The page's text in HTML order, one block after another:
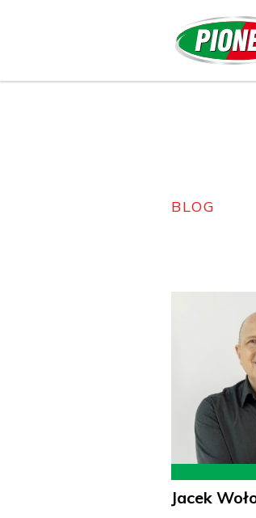
BLOG
Jacek